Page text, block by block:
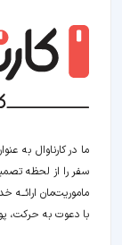
ما در کارناوال به
سفر را از لحظه‌
ماموریت‌مان
با دعوت به حرکت،